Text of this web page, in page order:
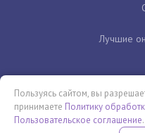
Лучшие
Пользуясь сайтом, вы
принимаете Политику
Пользовательское соглашение.